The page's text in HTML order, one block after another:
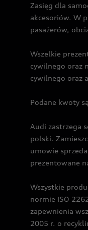
Zasięg dla
akcesoriów. W
pasażerów,
Wszelkie
cywilnego oraz
cywilnego oraz
Podane kwoty
Audi zastrzega
polski.
umowie
prezentowane
Wszystkie
normie ISO
zapewnienia
2005 r. o